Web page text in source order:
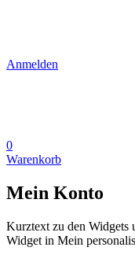
Anmelden
0
Warenkorb
Mein Konto
Kurztext zu den Widgets
Widget in Mein